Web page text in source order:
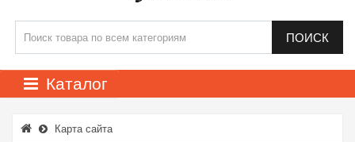
ПОИСК
Каталог
Карта сайта